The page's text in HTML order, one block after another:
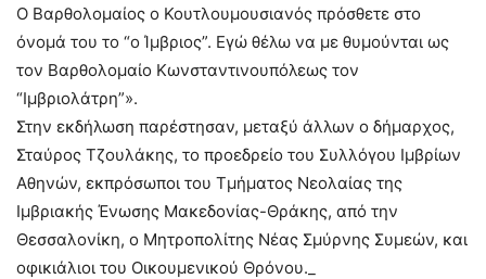
Ο Βαρθολομαίος ο Κουτλουμουσιανός πρόσθετε στο
όνομά του το “ο Ίμβριος”. Εγώ θέλω να με θυμούνται ως
τον Βαρθολομαίο Κωνσταντινουπόλεως τον
“Ιμβριολάτρη”».
Στην εκδήλωση παρέστησαν, μεταξύ άλλων ο δήμαρχος,
Σταύρος Τζουλάκης, το προεδρείο του Συλλόγου Ιμβρίων
Αθηνών, εκπρόσωποι του Τμήματος Νεολαίας της
Ιμβριακής Ένωσης Μακεδονίας-Θράκης, από την
Θεσσαλονίκη, ο Mητροπολίτης Νέας Σμύρνης Συμεών, και
οφικιάλιοι του Οικουμενικού Θρόνου._